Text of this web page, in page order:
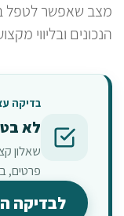
מצב שאפשר לטפל
הנכונים ובליווי
בדיקה
לא
פרטים,
לבדיקה